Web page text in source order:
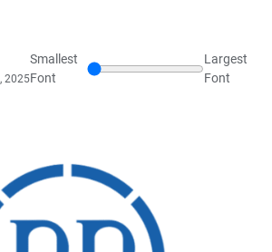
2025
Smallest
Font
Largest
Font